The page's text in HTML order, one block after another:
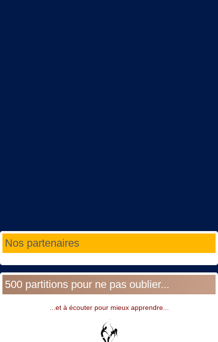
Nos partenaires
500 partitions pour ne pas oublier...
...et à écouter pour mieux apprendre...
Année
précédente
Mois
précédent
Année
suivante
Mois
suivant